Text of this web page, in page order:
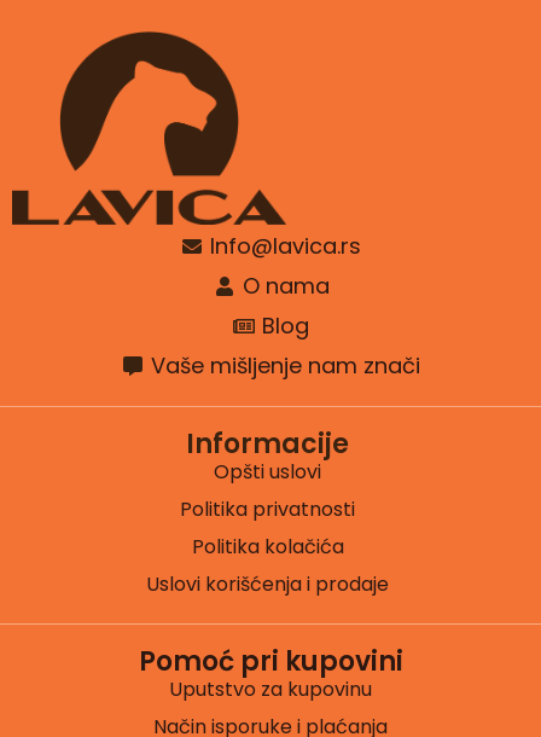
Info@lavica.rs
O nama
Blog
Vaše mišljenje nam znači
Informacije
Opšti uslovi
Politika privatnosti
Politika kolačića
Uslovi korišćenja i prodaje
Pomoć pri kupovini
Uputstvo za kupovinu
Način isporuke i plaćanja